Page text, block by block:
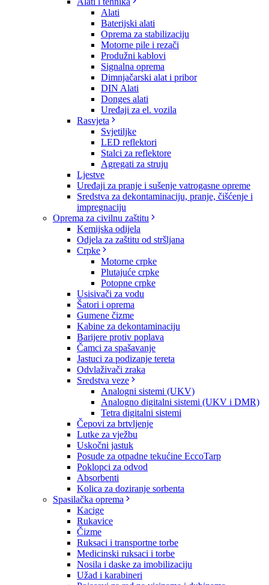
Alati
Baterijski alati
Oprema za stabilizaciju
Motorne pile i rezači
Produžni kablovi
Signalna oprema
Dimnjačarski alat i pribor
DIN Alati
Donges alati
Uređaji za el. vozila
Rasvjeta
Svjetiljke
LED reflektori
Stalci za reflektore
Agregati za struju
Ljestve
Uređaji za pranje i sušenje vatrogasne opreme
Sredstva za dekontaminaciju, pranje, čišćenje i
impregnaciju
Oprema za civilnu zaštitu
Kemijska odijela
Odjela za zaštitu od stršljana
Crpke
Motorne crpke
Plutajuće crpke
Potopne crpke
Usisivači za vodu
Šatori i oprema
Gumene čizme
Kabine za dekontaminaciju
Barijere protiv poplava
Čamci za spašavanje
Jastuci za podizanje tereta
Odvlaživači zraka
Sredstva veze
Analogni sistemi (UKV)
Analogno digitalni sistemi (UKV i DMR)
Tetra digitalni sistemi
Čepovi za brtvljenje
Lutke za vježbu
Uskočni jastuk
Posude za otpadne tekućine EccoTarp
Poklopci za odvod
Absorbenti
Kolica za doziranje sorbenta
Spasilačka oprema
Kacige
Rukavice
Čizme
Ruksaci i transportne torbe
Medicinski ruksaci i torbe
Nosila i daske za imobilizaciju
Užad i karabineri